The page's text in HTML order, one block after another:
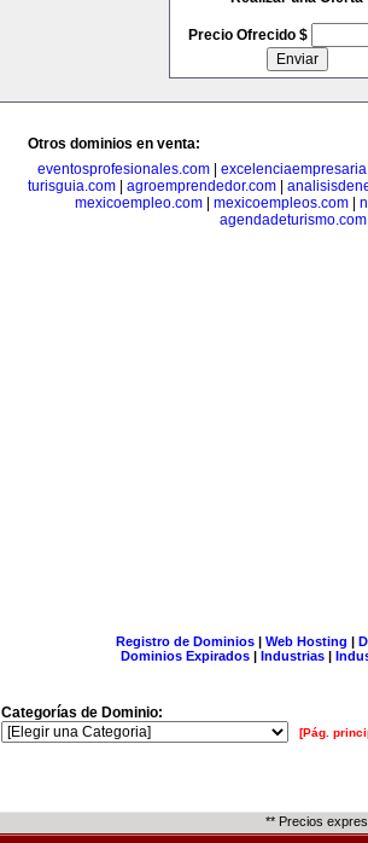
Precio Ofrecido $
Otros dominios en venta:
eventosprofesionales.com
turisguia.com
agroemprendedor.com
mexicoempleo.com
mexicoempleos.com
agendadeturismo.com
Registro de Dominios| Web Hosting |
Dominios Expirados | Industrias |
Categorías de Dominio:
[Pág.
** Precios